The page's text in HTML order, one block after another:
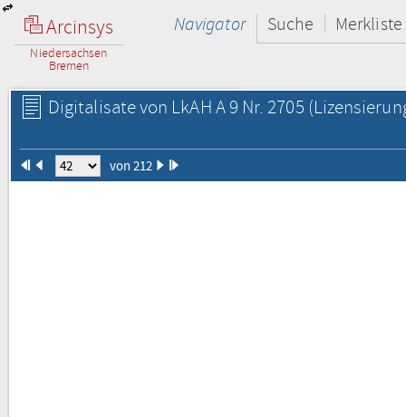
Arcinsys
Niedersachsen
Bremen
Navigator Suche Merkliste
Digitalisate von LkAH A 9 Nr. 2705
von 212